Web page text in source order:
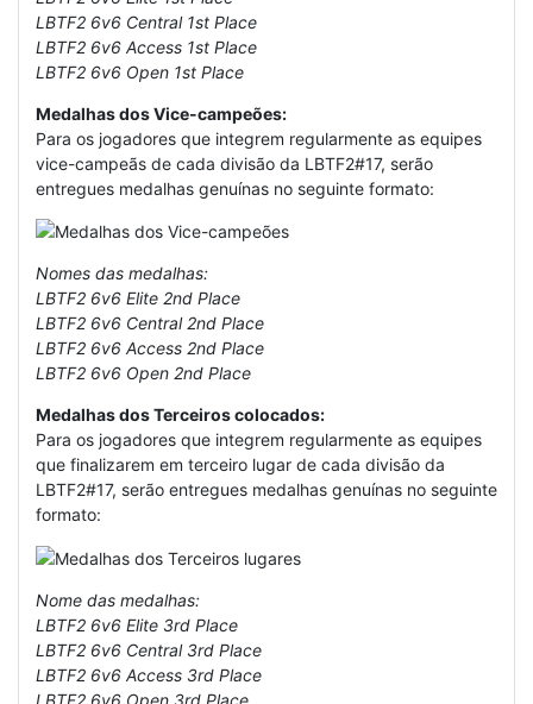
LBTF2 6v6 Central 1st Place
LBTF2 6v6 Access 1st Place
LBTF2 6v6 Open 1st Place
Medalhas dos Vice-campeões:
Para os jogadores que integrem regularmente as equipes
vice-campeãs de cada divisão da LBTF2#17, serão
entregues medalhas genuínas no seguinte formato:
Nomes das medalhas:
LBTF2 6v6 Elite 2nd Place
LBTF2 6v6 Central 2nd Place
LBTF2 6v6 Access 2nd Place
LBTF2 6v6 Open 2nd Place
Medalhas dos Terceiros colocados:
Para os jogadores que integrem regularmente as equipes
que finalizarem em terceiro lugar de cada divisão da
LBTF2#17, serão entregues medalhas genuínas no seguinte
formato:
Nome das medalhas:
LBTF2 6v6 Elite 3rd Place
LBTF2 6v6 Central 3rd Place
LBTF2 6v6 Access 3rd Place